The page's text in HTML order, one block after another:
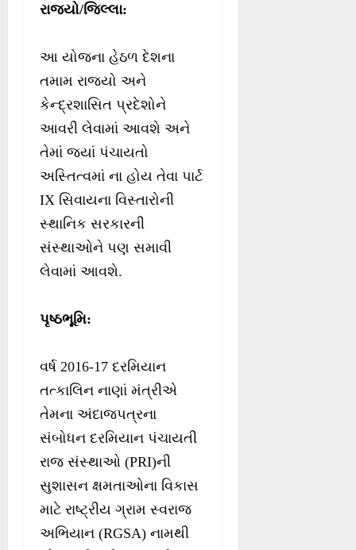
રાજ્યો/જિલ્લા:
આ યોજના હેઠળ દેશના
તમામ રાજ્યો અને
કેન્દ્રશાસિત પ્રદેશોને
આવરી લેવામાં આવશે અને
તેમાં જ્યાં પંચાયતો
અસ્તિત્વમાં ના હોય તેવા પાર્ટ
IX સિવાયના વિસ્તારોની
સ્થાનિક સરકારની
સંસ્થાઓને પણ સમાવી
લેવામાં આવશે.
પૃષ્ઠભૂમિ:
વર્ષ 2016-17 દરમિયાન
તત્કાલિન નાણાં મંત્રીએ
તેમના અંદાજપત્રના
સંબોધન દરમિયાન પંચાયતી
રાજ સંસ્થાઓ (PRI)ની
સુશાસન ક્ષમતાઓના વિકાસ
માટે રાષ્ટ્રીય ગ્રામ સ્વરાજ
અભિયાન (RGSA) નામથી